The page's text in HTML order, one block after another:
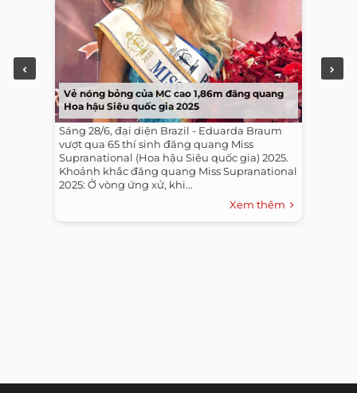
Vẻ nóng bỏng của MC cao 1,86m đăng quang
Hoa hậu Siêu quốc gia 2025
Sáng 28/6, đại diện Brazil - Eduarda Braum
vượt qua 65 thí sinh đăng quang Miss
Supranational (Hoa hậu Siêu quốc gia) 2025.
Khoảnh khắc đăng quang Miss Supranational
2025: Ở vòng ứng xử, khi...
Xem thêm